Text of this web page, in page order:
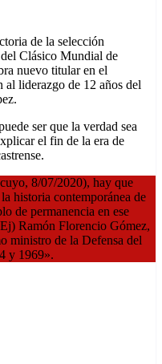
de la selección
Clásico Mundial de
nuevo titular en el
liderazgo de 12 años del
ser que la verdad sea
el fin de la era de
8/07/2020), hay que
historia contemporánea de
de permanencia en ese
Ramón Florencio Gómez,
ministro de la Defensa del
y 1969».